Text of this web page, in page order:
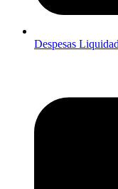
Despesas